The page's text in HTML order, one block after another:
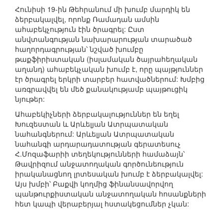
Հունիսի 19-ին Թեհրանում մի խումբ մարդիկ են
ձերբակալվել, որոնք Ռամադան ամսին
ահաբեկչություն էին ծրագրել: Ըստ
անվտանգության նախարարության տարածած
հաղորդագրության՝ նշված խումբը
թաքֆիրիստական (իսլամական ծայրահեղական
աղանդ) ահաբեկչական խումբ է, որը պայթյուններ
էր ծրագրել երկրի տարբեր հատվածներում: Խմբից
առգրավվել են մեծ քանակությամբ պայթուցիկ
նյութեր:
Ահաբեկիչների ձերբակալություններ են եղել
Խուզեստան և Արևելյան Ատրպատական
նահանգներում: Արևելյան Ատրպատական
նահանգի արդարադատության գերատեսուչ
Հ.Մոզաֆարիի տեղեկությունների համաձայն՝
Թավրիզում անջատողական գործունեություն
իրականացնող լրտեսական խումբ է ձերբակալվել:
Այս խմբի՝ Բաքվի կողմից ֆինանսավորվող
պանթուրքիստական անջատողական հոսանքների
հետ կապի վերաբերյալ հստակեցումներ չկան: